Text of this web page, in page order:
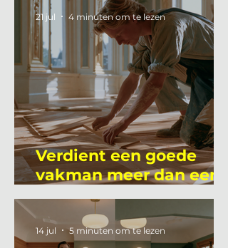
Verdient een goede
vakman meer dan een
gemiddelde
academicus?
21 jul 4 minuten om te lezen
14 jul 5 minuten om te lezen